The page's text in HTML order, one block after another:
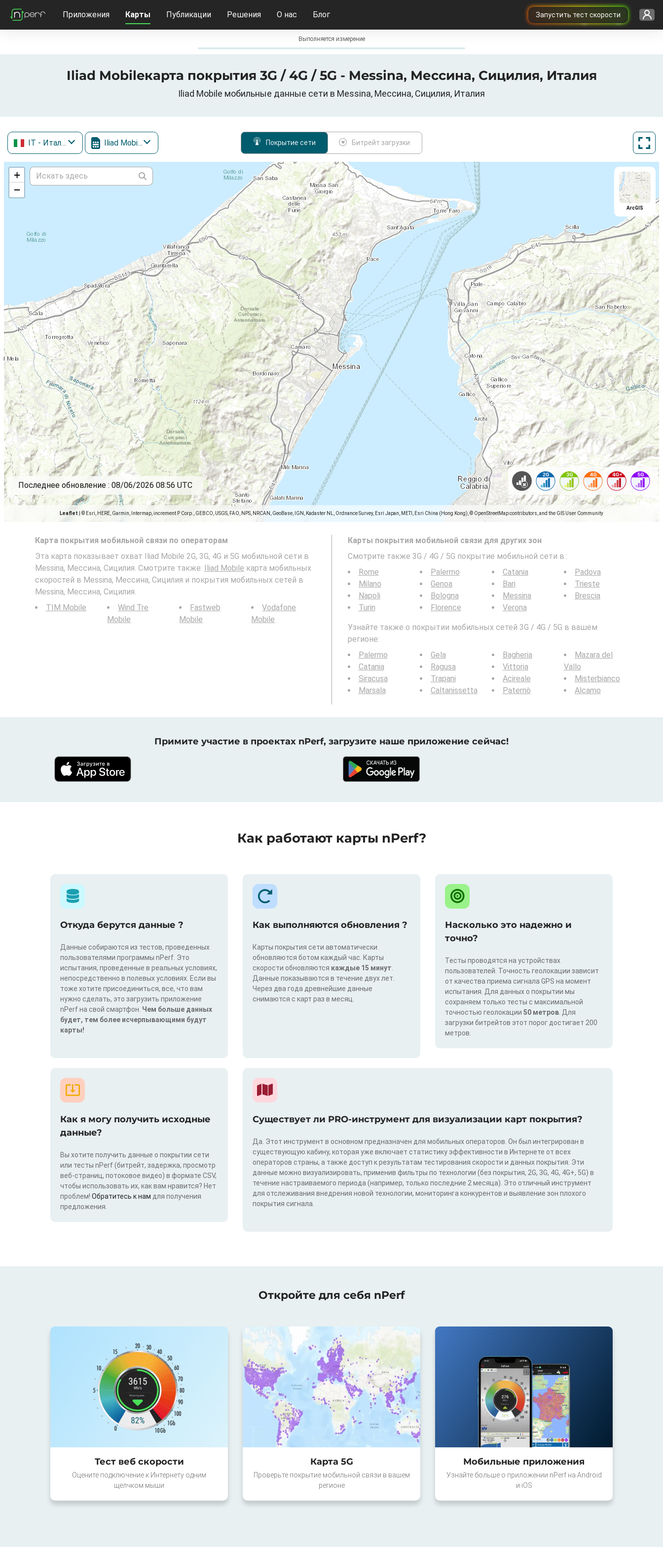
Запустить тест скорости
Приложения Карты Публикации Решения О нас Блог
Выполняется измерение
Iliad Mobileкарта покрытия 3G / 4G / 5G - Messina, Мессина, Сицилия, Италия
Iliad Mobile мобильные данные сети в Messina, Мессина, Сицилия, Италия
IT - Италия Iliad Mobile Покрытие сети Битрейт загрузки
+
−
Leaflet © Esri, HERE, Garmin, Intermap, increment P Corp., GEBCO, USGS, FAO, NPS, NRCAN, GeoBase, IGN, Kadaster NL, Ordnance Survey, Esri Japan, METI, Esri China (Hong Kong), © OpenStreetMap contributors, and the GIS User Community
ArcGIS
Последнее обновление : 08/06/2026 08:56 UTC
Карта покрытия мобильной связи по операторам
Эта карта показывает охват Iliad Mobile 2G, 3G, 4G и 5G мобильной сети в
Messina, Мессина, Сицилия. Смотрите также: Iliad Mobile карта мобильных
скоростей в Messina, Мессина, Сицилия и покрытия мобильных сетей в
Messina, Мессина, Сицилия.
TIM Mobile
Wind Tre
Mobile
Fastweb
Mobile
Vodafone
Mobile
Карты покрытия мобильной связи для других зон
Смотрите также 3G / 4G / 5G покрытие мобильной сети в :
Rome
Milano
Napoli
Turin
Palermo
Genoa
Bologna
Florence
Catania
Bari
Messina
Verona
Padova
Trieste
Brescia
Узнайте также о покрытии мобильных сетей 3G / 4G / 5G в вашем
регионе:
Palermo
Catania
Siracusa
Marsala
Gela
Ragusa
Trapani
Caltanissetta
Bagheria
Vittoria
Acireale
Paternò
Mazara del
Vallo
Misterbianco
Alcamo
Примите участие в проектах nPerf, загрузите наше приложение сейчас!
Как работают карты nPerf?
Откуда берутся данные ?
Данные собираются из тестов, проведенных
пользователями программы nPerf. Это
испытания, проведенные в реальных условиях,
непосредственно в полевых условиях. Если вы
тоже хотите присоединиться, все, что вам
нужно сделать, это загрузить приложение
nPerf на свой смартфон. Чем больше данных
будет, тем более исчерпывающими будут
карты!
Как выполняются обновления ?
Карты покрытия сети автоматически
обновляются ботом каждый час. Карты
скорости обновляются каждые 15 минут
Данные показываются в течение двух лет.
Через два года древнейшие данные
снимаются с карт раз в месяц.
Насколько это надежно и
точно?
Тесты проводятся на устройствах
пользователей. Точность геолокации зависит
от качества приема сигнала GPS на момент
испытания. Для данных о покрытии мы
сохраняем только тесты с максимальной
точностью геолокации 50 метров . Для
загрузки битрейтов этот порог достигает 200
метров.
Как я могу получить исходные
данные?
Вы хотите получить данные о покрытии сети
или тесты nPerf (битрейт, задержка, просмотр
веб-страниц, потоковое видео) в формате CSV,
чтобы использовать их, как вам нравится? Нет
проблем! Обратитесь к нам для получения
предложения.
Существует ли PRO-инструмент для визуализации карт покрытия?
Да. Этот инструмент в основном предназначен для мобильных операторов. Он был интегрирован в
существующую кабину, которая уже включает статистику эффективности в Интернете от всех
операторов страны, а также доступ к результатам тестирования скорости и данных покрытия. Эти
данные можно визуализировать, применив фильтры по технологии (без покрытия, 2G, 3G, 4G, 4G+, 5G) в
течение настраиваемого периода (например, только последние 2 месяца). Это отличный инструмент
для отслеживания внедрения новой технологии, мониторинга конкурентов и выявление зон плохого
покрытия сигнала.
Откройте для себя nPerf
Тест веб скорости
Оцените подключение к Интернету одним
щелчком мыши
Карта 5G
Проверьте покрытие мобильной связи в вашем
регионе
Мобильные приложения
Узнайте больше о приложении nPerf на Android
и iOS